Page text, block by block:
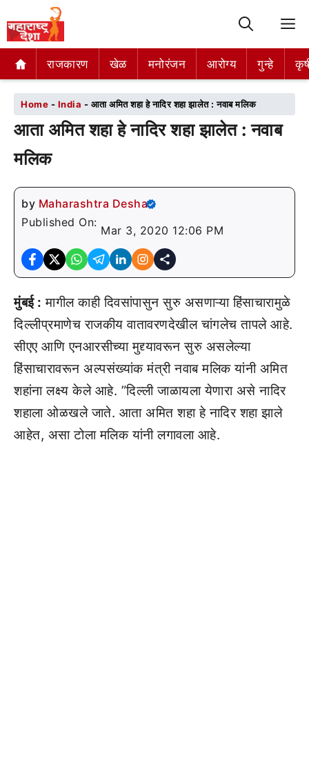
राजकारण खेळ मनोरंजन आरोग्य गुन्हे
राजकारण खेळ मनोरंजन आरोग्य गुन्हे
Home - India - आता अमित शहा हे नादिर शहा झालेत : नवाब मलिक
आता अमित शहा हे नादिर शहा झालेत : नवाब
मलिक
by Maharashtra Desha
Published On:
Mar 3, 2020 12:06 PM
मुंबई : मागील काही दिवसांपासुन सुरु असणाऱ्या हिंसाचारामुळे
दिल्लीप्रमाणेच राजकीय वातावरणदेखील चांगलेच तापले आहे.
सीएए आणि एनआरसीच्या मुद्द्यावरून सुरु असलेल्या
हिंसाचारावरून अल्पसंख्यांक मंत्री नवाब मलिक यांनी अमित
शहांना लक्ष्य केले आहे. ”दिल्ली जाळायला येणारा असे नादिर
शहाला ओळखले जाते. आता अमित शहा हे नादिर शहा झाले
आहेत, असा टोला मलिक यांनी लगावला आहे.